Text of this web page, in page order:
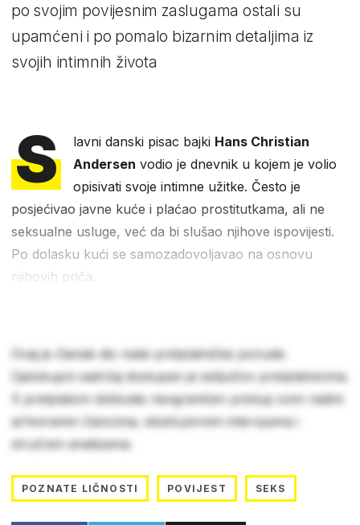
po svojim povijesnim zaslugama ostali su
upamćeni i po pomalo bizarnim detaljima iz
svojih intimnih života
S lavni danski pisac bajki Hans Christian
Andersen vodio je dnevnik u kojem je volio
opisivati svoje intimne užitke. Često je
posjećivao javne kuće i plaćao prostitutkama, ali ne
seksualne usluge, već da bi slušao njihove ispovijesti.
Po dolasku kući se samozadovoljavao na osnovu
njihovih priča.
Ovaj je članak dio naše pretplatničke ponude.
Cjelokupni sadržaj dostupan je isključivo pretplatnicima.
S pretplatom dobivate neograničen pristup svim našim
arhiviranim člancima, ekskluzivnim intervjuima i
stručnim analizama.
POZNATE LIČNOSTI POVIJEST SEKS